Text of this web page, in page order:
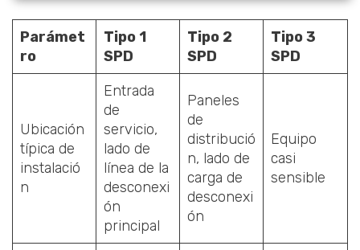
Parámet
ro
Tipo 1
SPD
Tipo 2
SPD
Tipo 3
SPD
Ubicación
típica de
instalació
n
Entrada
de
servicio,
lado de
línea de la
desconexi
ón
principal
Paneles
de
distribució
n, lado de
carga de
desconexi
ón
Equipo
casi
sensible